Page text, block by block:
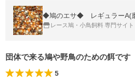
◆鳩のエサ◆ レギュラーA(
レース鳩・小鳥飼料 専門サイト
団体で来る鳩や野鳥のための餌です
5